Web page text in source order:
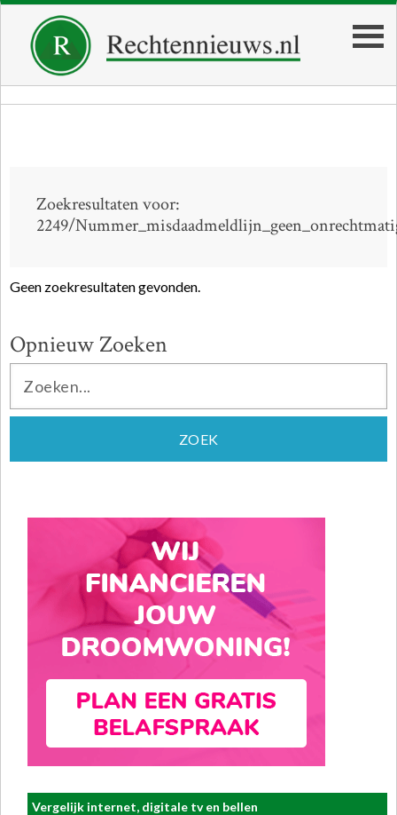
Zoekresultaten voor:
2249/
Geen zoekresultaten gevonden.
Opnieuw Zoeken
Vergelijk internet, digitale tv en bellen